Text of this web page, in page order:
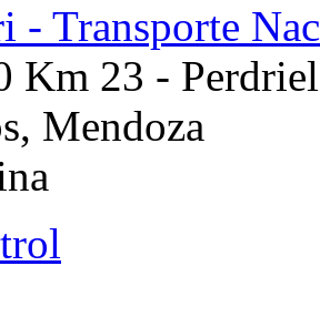
- Transporte
Km 23 - Perdriel
Mendoza